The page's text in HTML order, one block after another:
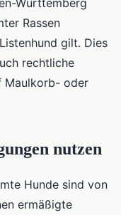
Württemberg
Rassen
gilt. Dies
rechtliche
Maulkorb- oder
nutzen
Hunde sind von
ermäßigte